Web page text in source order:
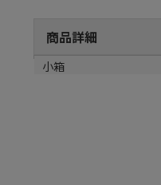
商品詳細
商品説明
メーカー品番
材質
小箱